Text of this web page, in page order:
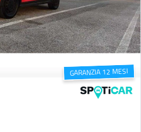
GARANZIA 12 MESI